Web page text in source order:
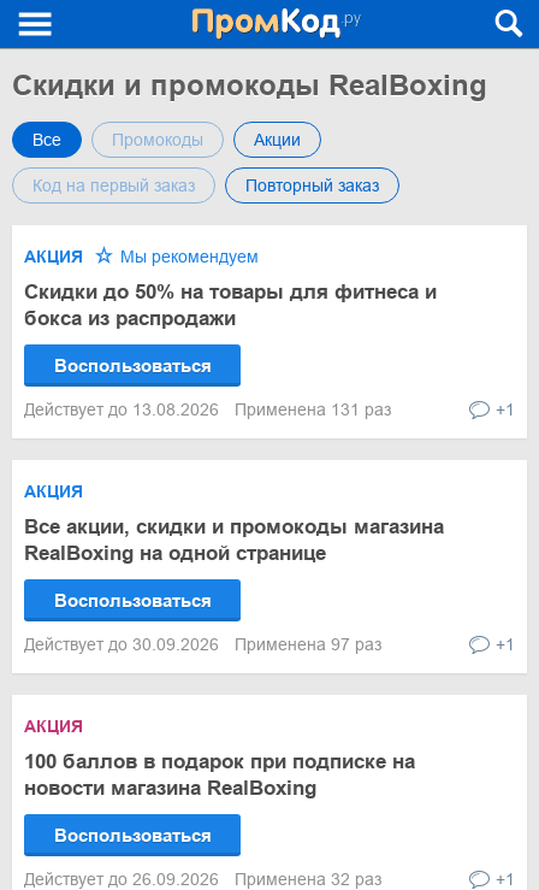
Скидки и промокоды RealBoxing
Все Промокоды Акции
Код на первый заказ Повторный заказ
АКЦИЯ Мы рекомендуем
Скидки до 50% на товары для фитнеса и
бокса из распродажи
Воспользоваться
Действует до 13.08.2026 Применена 131 раз +1
АКЦИЯ
Все акции, скидки и промокоды магазина
RealBoxing на одной странице
Воспользоваться
Действует до 30.09.2026 Применена 97 раз +1
АКЦИЯ
100 баллов в подарок при подписке на
новости магазина RealBoxing
Воспользоваться
Действует до 26.09.2026 Применена 32 раз +1